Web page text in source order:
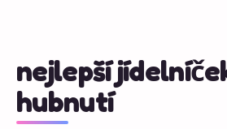
nejlepší
hubnutí